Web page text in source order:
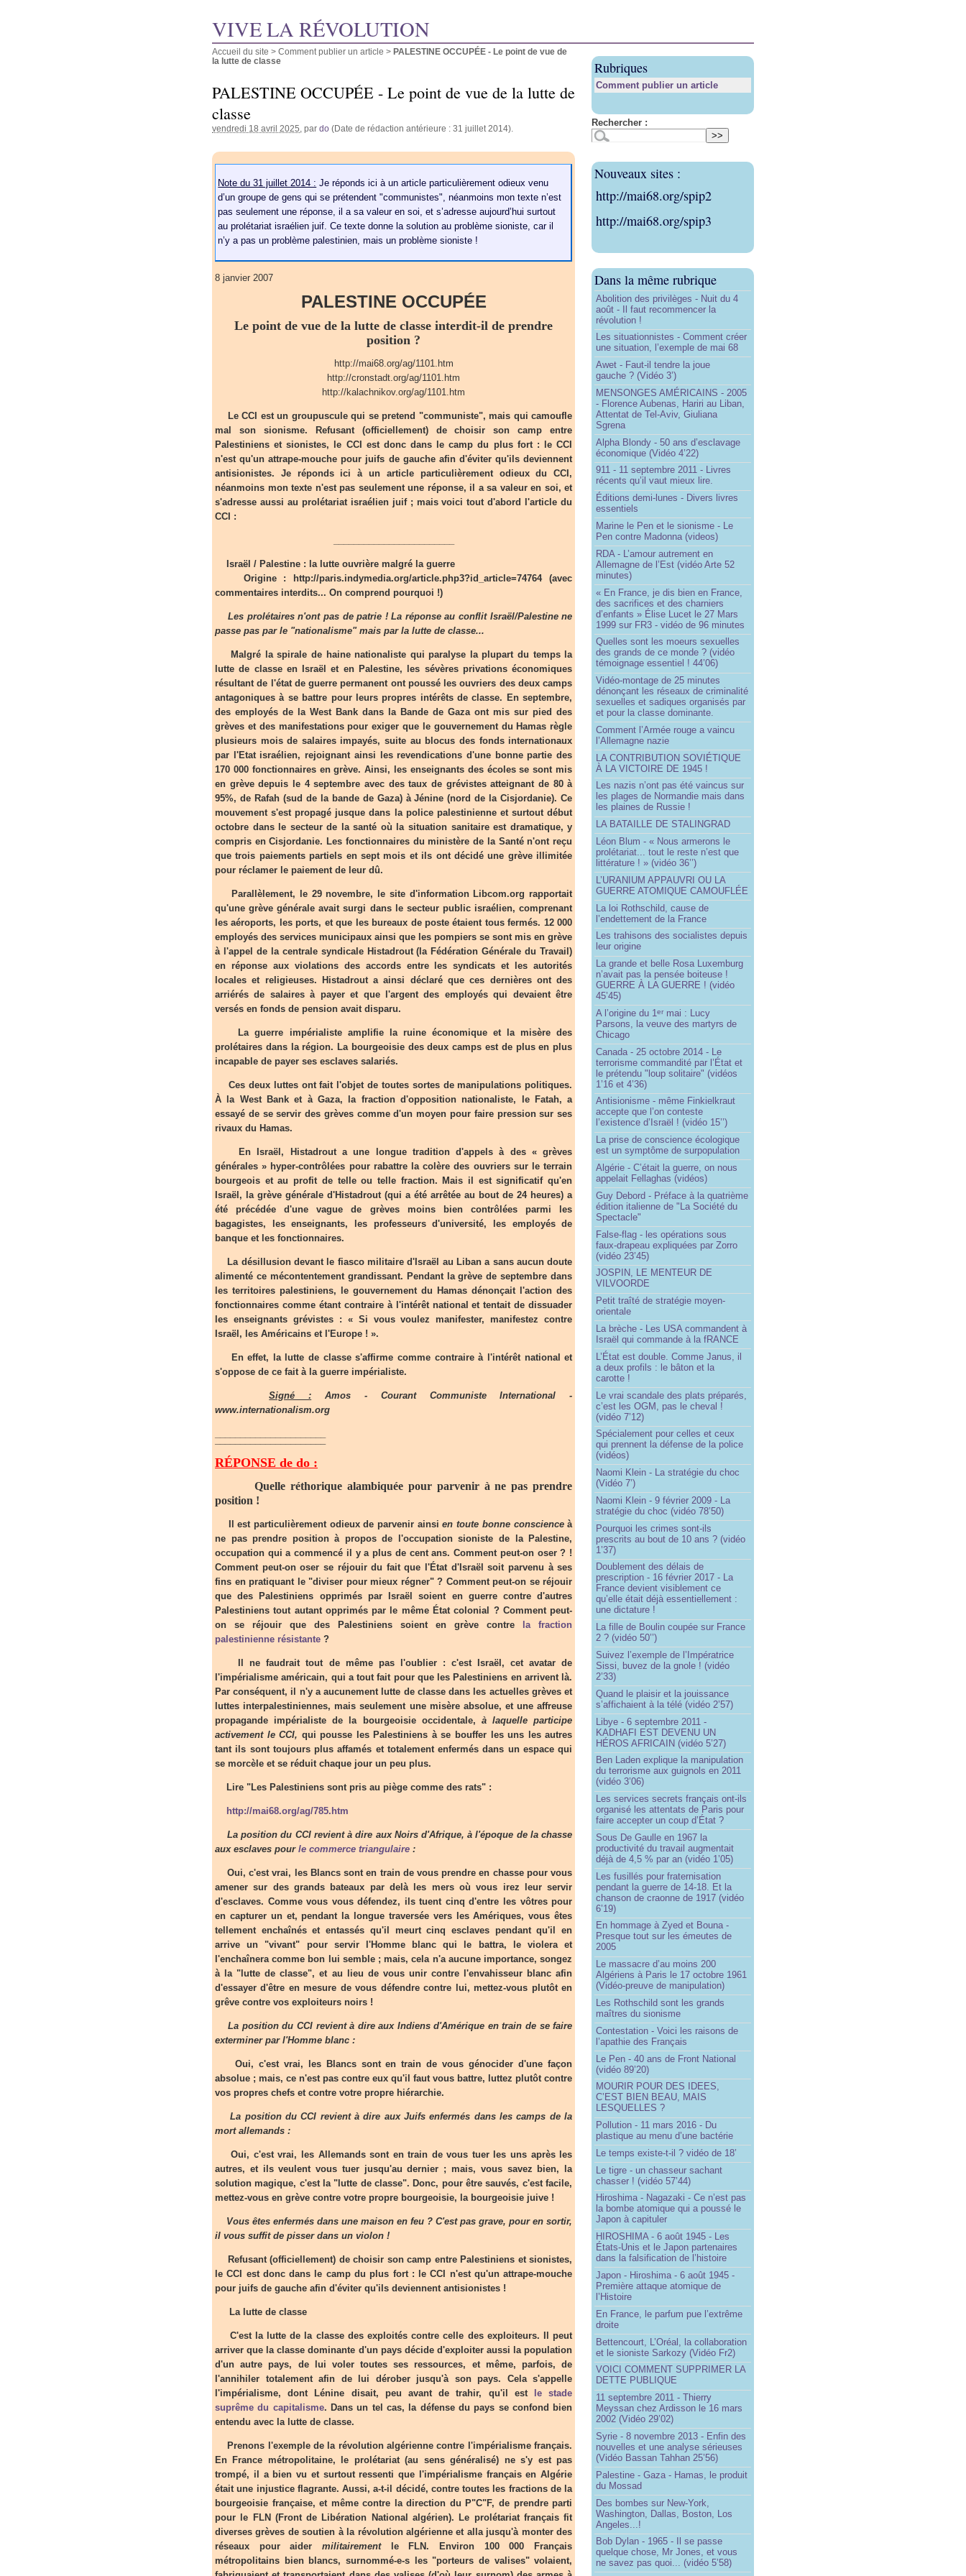
VIVE LA RÉVOLUTION
Accueil du site > Comment publier un article > PALESTINE OCCUPÉE - Le point de vue de
la lutte de classe
PALESTINE OCCUPÉE - Le point de vue de la lutte de
classe
vendredi 18 avril 2025 , par do (Date de rédaction antérieure : 31 juillet 2014).
Note du 31 juillet 2014 : Je réponds ici à un article particulièrement odieux venu
d’un groupe de gens qui se prétendent "communistes", néanmoins mon texte n’est
pas seulement une réponse, il a sa valeur en soi, et s’adresse aujourd’hui surtout
au prolétariat israélien juif. Ce texte donne la solution au problème sioniste, car il
n’y a pas un problème palestinien, mais un problème sioniste !
8 janvier 2007
PALESTINE OCCUPÉE
Le point de vue de la lutte de classe interdit-il de prendre
position ?
http://mai68.org/ag/1101.htm
http://cronstadt.org/ag/1101.htm
http://kalachnikov.org/ag/1101.htm
Le CCI est un groupuscule qui se pretend "communiste", mais qui camoufle
mal son sionisme. Refusant (officiellement) de choisir son camp entre
Palestiniens et sionistes, le CCI est donc dans le camp du plus fort : le CCI
n'est qu'un attrape-mouche pour juifs de gauche afin d'éviter qu'ils deviennent
antisionistes. Je réponds ici à un article particulièrement odieux du CCI,
néanmoins mon texte n'est pas seulement une réponse, il a sa valeur en soi, et
s'adresse aussi au prolétariat israélien juif ; mais voici tout d'abord l'article du
CCI :
Israël / Palestine : la lutte ouvrière malgré la guerre
Origine : http://paris.indymedia.org/article.php3?id_article=74764 (avec
commentaires interdits... On comprend pourquoi !)
Les prolétaires n'ont pas de patrie ! La réponse au conflit Israël/Palestine ne
passe pas par le "nationalisme" mais par la lutte de classe...
Malgré la spirale de haine nationaliste qui paralyse la plupart du temps la
lutte de classe en Israël et en Palestine, les sévères privations économiques
résultant de l'état de guerre permanent ont poussé les ouvriers des deux camps
antagoniques à se battre pour leurs propres intérêts de classe. En septembre,
des employés de la West Bank dans la Bande de Gaza ont mis sur pied des
grèves et des manifestations pour exiger que le gouvernement du Hamas règle
plusieurs mois de salaires impayés, suite au blocus des fonds internationaux
par l'Etat israélien, rejoignant ainsi les revendications d'une bonne partie des
170 000 fonctionnaires en grève. Ainsi, les enseignants des écoles se sont mis
en grève depuis le 4 septembre avec des taux de grévistes atteignant de 80 à
95%, de Rafah (sud de la bande de Gaza) à Jénine (nord de la Cisjordanie). Ce
mouvement s'est propagé jusque dans la police palestinienne et surtout début
octobre dans le secteur de la santé où la situation sanitaire est dramatique, y
compris en Cisjordanie. Les fonctionnaires du ministère de la Santé n'ont reçu
que trois paiements partiels en sept mois et ils ont décidé une grève illimitée
pour réclamer le paiement de leur dû.
Parallèlement, le 29 novembre, le site d'information Libcom.org rapportait
qu'une grève générale avait surgi dans le secteur public israélien, comprenant
les aéroports, les ports, et que les bureaux de poste étaient tous fermés. 12 000
employés des services municipaux ainsi que les pompiers se sont mis en grève
à l'appel de la centrale syndicale Histadrout (la Fédération Générale du Travail)
en réponse aux violations des accords entre les syndicats et les autorités
locales et religieuses. Histadrout a ainsi déclaré que ces dernières ont des
arriérés de salaires à payer et que l'argent des employés qui devaient être
versés en fonds de pension avait disparu.
La guerre impérialiste amplifie la ruine économique et la misère des
prolétaires dans la région. La bourgeoisie des deux camps est de plus en plus
incapable de payer ses esclaves salariés.
Ces deux luttes ont fait l'objet de toutes sortes de manipulations politiques.
À la West Bank et à Gaza, la fraction d'opposition nationaliste, le Fatah, a
essayé de se servir des grèves comme d'un moyen pour faire pression sur ses
rivaux du Hamas.
En Israël, Histadrout a une longue tradition d'appels à des « grèves
générales » hyper-contrôlées pour rabattre la colère des ouvriers sur le terrain
bourgeois et au profit de telle ou telle fraction. Mais il est significatif qu'en
Israël, la grève générale d'Histadrout (qui a été arrêtée au bout de 24 heures) a
été précédée d'une vague de grèves moins bien contrôlées parmi les
bagagistes, les enseignants, les professeurs d'université, les employés de
banque et les fonctionnaires.
La désillusion devant le fiasco militaire d'Israël au Liban a sans aucun doute
alimenté ce mécontentement grandissant. Pendant la grève de septembre dans
les territoires palestiniens, le gouvernement du Hamas dénonçait l'action des
fonctionnaires comme étant contraire à l'intérêt national et tentait de dissuader
les enseignants grévistes : « Si vous voulez manifester, manifestez contre
Israël, les Américains et l'Europe ! ».
En effet, la lutte de classe s'affirme comme contraire à l'intérêt national et
s'oppose de ce fait à la guerre impérialiste.
Signé : Amos - Courant Communiste International -
www.internationalism.org
¯¯¯¯¯¯¯¯¯¯¯¯¯¯¯¯¯¯¯¯¯¯
RÉPONSE de do :
Quelle réthorique alambiquée pour parvenir à ne pas prendre
position !
Il est particulièrement odieux de parvenir ainsien toute bonne conscienceà
ne pas prendre position à propos de l'occupation sioniste de la Palestine,
occupation qui a commencé il y a plus de cent ans. Comment peut-on oser ? !
Comment peut-on oser se réjouir du fait que l'État d'Israël soit parvenu à ses
fins en pratiquant le "diviser pour mieux régner" ? Comment peut-on se réjouir
que des Palestiniens opprimés par Israël soient en guerre contre d'autres
Palestiniens tout autant opprimés par le même État colonial ? Comment peut-
on se réjouir que des Palestiniens soient en grève contre la fraction
palestinienne résistante ?
Il ne faudrait tout de même pas l'oublier : c'est Israël, cet avatar de
l'impérialisme américain, qui a tout fait pour que les Palestiniens en arrivent là.
Par conséquent, il n'y a aucunement lutte de classe dans les actuelles grèves et
luttes interpalestiniennes, mais seulement une misère absolue, et une affreuse
propagande impérialiste de la bourgeoisie occidentale, à laquelle participe
activement le CCI, qui pousse les Palestiniens à se bouffer les uns les autres
tant ils sont toujours plus affamés et totalement enfermés dans un espace qui
se morcèle et se réduit chaque jour un peu plus.
Lire "Les Palestiniens sont pris au piège comme des rats" :
http://mai68.org/ag/785.htm
La position du CCI revient à dire aux Noirs d'Afrique, à l'époque de la chasse
aux esclaves pour le commerce triangulaire :
Oui, c'est vrai, les Blancs sont en train de vous prendre en chasse pour vous
amener sur des grands bateaux par delà les mers où vous irez leur servir
d'esclaves. Comme vous vous défendez, ils tuent cinq d'entre les vôtres pour
en capturer un et, pendant la longue traversée vers les Amériques, vous êtes
tellement enchaînés et entassés qu'il meurt cinq esclaves pendant qu'il en
arrive un "vivant" pour servir l'Homme blanc qui le battra, le violera et
l'enchaînera comme bon lui semble ; mais, cela n'a aucune importance, songez
à la "lutte de classe", et au lieu de vous unir contre l'envahisseur blanc afin
d'essayer d'être en mesure de vous défendre contre lui, mettez-vous plutôt en
grêve contre vos exploiteurs noirs !
La position du CCI revient à dire aux Indiens d'Amérique en train de se faire
exterminer par l'Homme blanc :
Oui, c'est vrai, les Blancs sont en train de vous génocider d'une façon
absolue ; mais, ce n'est pas contre eux qu'il faut vous battre, luttez plutôt contre
vos propres chefs et contre votre propre hiérarchie.
La position du CCI revient à dire aux Juifs enfermés dans les camps de la
mort allemands :
Oui, c'est vrai, les Allemands sont en train de vous tuer les uns après les
autres, et ils veulent vous tuer jusqu'au dernier ; mais, vous savez bien, la
solution magique, c'est la "lutte de classe". Donc, pour être sauvés, c'est facile,
mettez-vous en grève contre votre propre bourgeoisie, la bourgeoisie juive !
Vous êtes enfermés dans une maison en feu ? C'est pas grave, pour en sortir,
il vous suffit de pisser dans un violon !
Refusant (officiellement) de choisir son camp entre Palestiniens et sionistes,
le CCI est donc dans le camp du plus fort : le CCI n'est qu'un attrape-mouche
pour juifs de gauche afin d'éviter qu'ils deviennent antisionistes !
La lutte de classe
C'est la lutte de la classe des exploités contre celle des exploiteurs. Il peut
arriver que la classe dominante d'un pays décide d'exploiter aussi la population
d'un autre pays, de lui voler toutes ses ressources, et même, parfois, de
l'annihiler totalement afin de lui dérober jusqu'à son pays. Cela s'appelle
l'impérialisme, dont Lénine disait, peu avant de trahir, qu'il est le stade
suprême du capitalisme. Dans un tel cas, la défense du pays se confond bien
entendu avec la lutte de classe.
Prenons l'exemple de la révolution algérienne contre l'impérialisme français.
En France métropolitaine, le prolétariat (au sens généralisé) ne s'y est pas
trompé, il a bien vu et surtout ressenti que l'impérialisme français en Algérie
était une injustice flagrante. Aussi, a-t-il décidé, contre toutes les fractions de la
bourgeoisie française, et même contre la direction du P"C"F, de prendre parti
pour le FLN (Front de Libération National algérien). Le prolétariat français fit
diverses grèves de soutien à la révolution algérienne et alla jusqu'à monter des
réseaux pour aidermilitairementle FLN. Environ 100 000 Français
métropolitains bien blancs, surnommé-e-s les "porteurs de valises" volaient,
Rubriques
Comment publier un article
Rechercher :
Nouveaux sites :
http://mai68.org/spip2
http://mai68.org/spip3
Dans la même rubrique
Abolition des privilèges - Nuit du 4
août - Il faut recommencer la
révolution !
Les situationnistes - Comment créer
une situation, l’exemple de mai 68
Awet - Faut-il tendre la joue
gauche ? (Vidéo 3’)
MENSONGES AMÉRICAINS - 2005
- Florence Aubenas, Hariri au Liban,
Attentat de Tel-Aviv, Giuliana
Sgrena
Alpha Blondy - 50 ans d’esclavage
économique (Vidéo 4’22)
911 - 11 septembre 2011 - Livres
récents qu’il vaut mieux lire.
Éditions demi-lunes - Divers livres
essentiels
Marine le Pen et le sionisme - Le
Pen contre Madonna (videos)
RDA - L’amour autrement en
Allemagne de l’Est (vidéo Arte 52
minutes)
« En France, je dis bien en France,
des sacrifices et des charniers
d’enfants » Élise Lucet le 27 Mars
1999 sur FR3 - vidéo de 96 minutes
Quelles sont les moeurs sexuelles
des grands de ce monde ? (vidéo
témoignage essentiel ! 44’06)
Vidéo-montage de 25 minutes
dénonçant les réseaux de criminalité
sexuelles et sadiques organisés par
et pour la classe dominante.
Comment l’Armée rouge a vaincu
l’Allemagne nazie
LA CONTRIBUTION SOVIÉTIQUE
À LA VICTOIRE DE 1945 !
Les nazis n’ont pas été vaincus sur
les plages de Normandie mais dans
les plaines de Russie !
LA BATAILLE DE STALINGRAD
Léon Blum - « Nous armerons le
prolétariat... tout le reste n’est que
littérature ! » (vidéo 36’’)
L’URANIUM APPAUVRI OU LA
GUERRE ATOMIQUE CAMOUFLÉE
La loi Rothschild, cause de
l’endettement de la France
Les trahisons des socialistes depuis
leur origine
La grande et belle Rosa Luxemburg
n’avait pas la pensée boiteuse !
GUERRE À LA GUERRE ! (vidéo
45’45)
A l’origine du 1er mai : Lucy
Parsons, la veuve des martyrs de
Chicago
Canada - 25 octobre 2014 - Le
terrorisme commandité par l’État et
le prétendu "loup solitaire" (vidéos
1’16 et 4’36)
Antisionisme - même Finkielkraut
accepte que l’on conteste
l’existence d’Israël ! (vidéo 15’’)
La prise de conscience écologique
est un symptôme de surpopulation
Algérie - C’était la guerre, on nous
appelait Fellaghas (vidéos)
Guy Debord - Préface à la quatrième
édition italienne de "La Société du
Spectacle"
False-flag - les opérations sous
faux-drapeau expliquées par Zorro
(vidéo 23’45)
JOSPIN, LE MENTEUR DE
VILVOORDE
Petit traîté de stratégie moyen-
orientale
La brèche - Les USA commandent à
Israël qui commande à la fRANCE
L’État est double. Comme Janus, il
a deux profils : le bâton et la
carotte !
Le vrai scandale des plats préparés,
c’est les OGM, pas le cheval !
(vidéo 7’12)
Spécialement pour celles et ceux
qui prennent la défense de la police
(vidéos)
Naomi Klein - La stratégie du choc
(Vidéo 7’)
Naomi Klein - 9 février 2009 - La
stratégie du choc (vidéo 78’50)
Pourquoi les crimes sont-ils
prescrits au bout de 10 ans ? (vidéo
1’37)
Doublement des délais de
prescription - 16 février 2017 - La
France devient visiblement ce
qu’elle était déjà essentiellement :
une dictature !
La fille de Boulin coupée sur France
2 ? (vidéo 50’’)
Suivez l’exemple de l’Impératrice
Sissi, buvez de la gnole ! (vidéo
2’33)
Quand le plaisir et la jouissance
s’affichaient à la télé (vidéo 2’57)
Libye - 6 septembre 2011 -
KADHAFI EST DEVENU UN
HÉROS AFRICAIN (vidéo 5’27)
Ben Laden explique la manipulation
du terrorisme aux guignols en 2011
(vidéo 3’06)
Les services secrets français ont-ils
organisé les attentats de Paris pour
faire accepter un coup d’État ?
Sous De Gaulle en 1967 la
productivité du travail augmentait
déjà de 4,5 % par an (vidéo 1’05)
Les fusillés pour fraternisation
pendant la guerre de 14-18. Et la
chanson de craonne de 1917 (vidéo
6’19)
En hommage à Zyed et Bouna -
Presque tout sur les émeutes de
2005
Le massacre d’au moins 200
Algériens à Paris le 17 octobre 1961
(Vidéo-preuve de manipulation)
Les Rothschild sont les grands
maîtres du sionisme
Contestation - Voici les raisons de
l’apathie des Français
Le Pen - 40 ans de Front National
(vidéo 89’20)
MOURIR POUR DES IDEES,
C’EST BIEN BEAU, MAIS
LESQUELLES ?
Pollution - 11 mars 2016 - Du
plastique au menu d’une bactérie
Le temps existe-t-il ? vidéo de 18’
Le tigre - un chasseur sachant
chasser ! (vidéo 57’44)
Hiroshima - Nagazaki - Ce n’est pas
la bombe atomique qui a poussé le
Japon à capituler
HIROSHIMA - 6 août 1945 - Les
États-Unis et le Japon partenaires
dans la falsification de l’histoire
Japon - Hiroshima - 6 août 1945 -
Première attaque atomique de
l’Histoire
En France, le parfum pue l’extrême
droite
Bettencourt, L’Oréal, la collaboration
et le sioniste Sarkozy (Vidéo Fr2)
VOICI COMMENT SUPPRIMER LA
DETTE PUBLIQUE
11 septembre 2011 - Thierry
Meyssan chez Ardisson le 16 mars
2002 (Vidéo 29’02)
Syrie - 8 novembre 2013 - Enfin des
nouvelles et une analyse sérieuses
(Vidéo Bassan Tahhan 25’56)
Palestine - Gaza - Hamas, le produit
du Mossad
Des bombes sur New-York,
Washington, Dallas, Boston, Los
Angeles...!
Bob Dylan - 1965 - Il se passe
quelque chose, Mr Jones, et vous
ne savez pas quoi... (vidéo 5’58)